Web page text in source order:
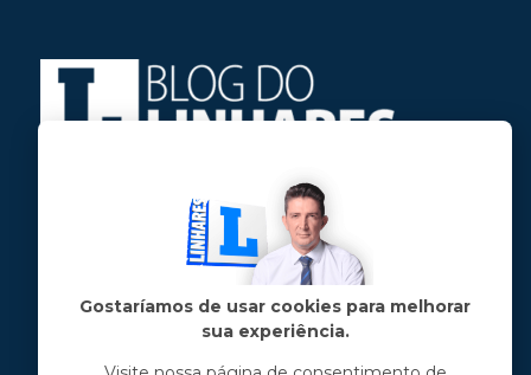
Jose Linhares Jr é maranhense.
Formado em Jornalismo, estudou filosofia
e tem pós-graduações em ciência política
e marketing político.
Gostaríamos de usar cookies para melhorar
sua experiência.